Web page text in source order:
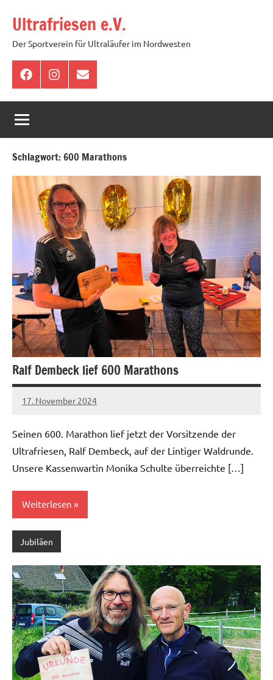
Inhalt
springen
Ultrafriesen e.V.
Der Sportverein für Ultraläufer im Nordwesten
FacebookInstagram
E-
Mail
Schlagwort:600 Marathons
Ralf Dembeck lief 600 Marathons
17. November 2024
admin
Keine
Seinen 600. Marathon lief jetzt der Vorsitzende der
Ultrafriesen, Ralf Dembeck, auf der Lintiger Waldrunde.
Unsere Kassenwartin Monika Schulte überreichte […]
Weiterlesen
Jubiläen